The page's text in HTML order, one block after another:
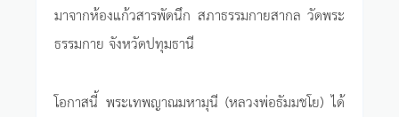
มาจากห้องแก้วสารพัดนึก สภาธรรมกายสากล วัดพระ
ธรรมกาย จังหวัดปทุมธานี
โอกาสนี้ พระเทพญาณมหามุนี (หลวงพ่อธัมมชโย) ได้